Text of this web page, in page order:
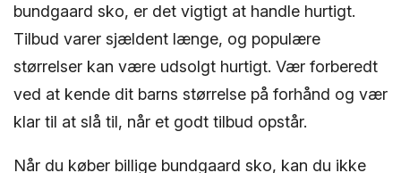
bundgaard sko, er det vigtigt at handle hurtigt.
Tilbud varer sjældent længe, og populære
størrelser kan være udsolgt hurtigt. Vær forberedt
ved at kende dit barns størrelse på forhånd og vær
klar til at slå til, når et godt tilbud opstår.
Når du køber billige bundgaard sko, kan du ikke